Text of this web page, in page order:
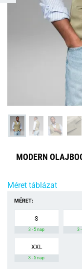
MODERN
Méret táblázat
MÉRET:
S
3 - 5 nap 3
XXL
3 - 5 nap